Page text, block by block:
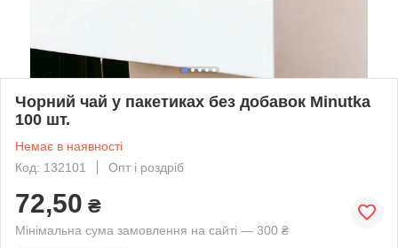
Чорний чай у пакетиках без добавок Minutka
100 шт.
Немає в наявності
Код: 132101
Опт і роздріб
72,50 ₴
Мінімальна сума замовлення на сайті — 300 ₴